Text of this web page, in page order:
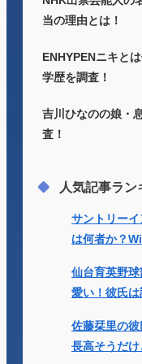
当の理由とは！
ENHYPENニキと
学歴を調査！
吉川ひなのの娘・
査！
人気記事ラン
サントリー
は何者か？
仙台育英野
愛い！彼氏は
佐藤栞里の
長高そうだけ